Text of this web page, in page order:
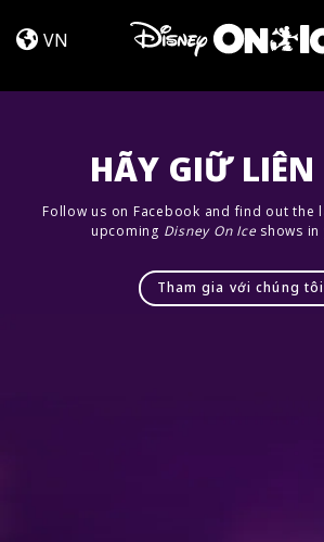
Trip
VN
HÃY GIỮ LIÊN
Follow us on Facebook and find out the
upcoming Disney On Iceshows in
Tham gia với chúng